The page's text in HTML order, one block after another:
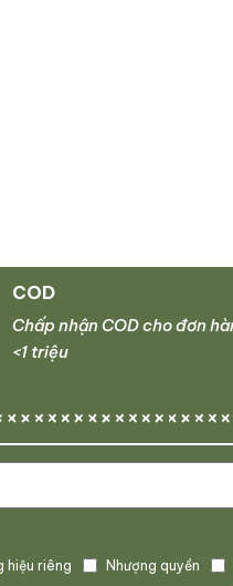
COD
Chấp nhận COD cho đơn
<1 triệu
hiệu riêng Nhượng quyền